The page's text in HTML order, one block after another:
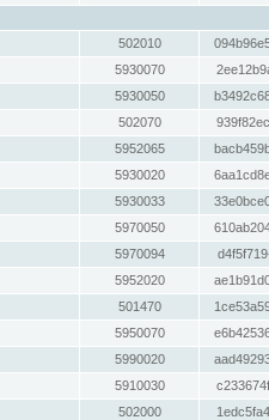
502010
5930070
5930050
502070
5952065
5930020
5930033
5970050
5970094
5952020
501470
5950070
5990020
5910030
502000